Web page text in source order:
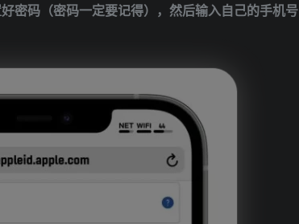
密码（密码一定要记得），然后输入自己的手机号